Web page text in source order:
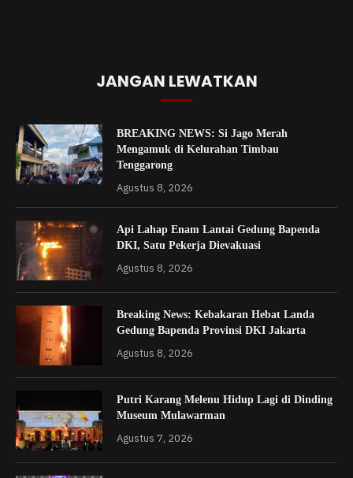
JANGAN LEWATKAN
BREAKING NEWS: Si Jago Merah
Mengamuk di Kelurahan Timbau
Tenggarong
Agustus 8, 2026
Api Lahap Enam Lantai Gedung Bapenda
DKI, Satu Pekerja Dievakuasi
Agustus 8, 2026
Breaking News: Kebakaran Hebat Landa
Gedung Bapenda Provinsi DKI Jakarta
Agustus 8, 2026
Putri Karang Melenu Hidup Lagi di Dinding
Museum Mulawarman
Agustus 7, 2026